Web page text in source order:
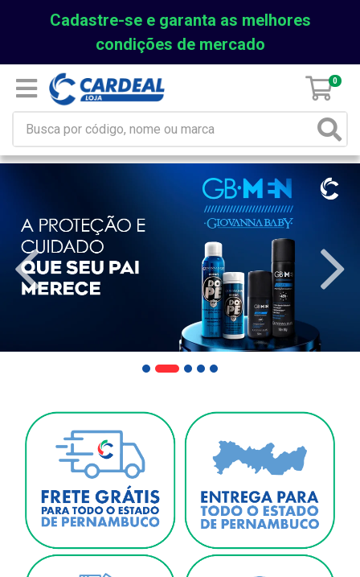
Cadastre-se e garanta as melhores
condições de mercado
0